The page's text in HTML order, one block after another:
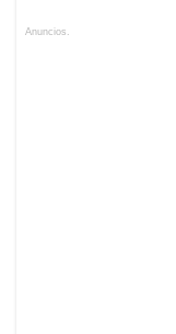
Anuncios.